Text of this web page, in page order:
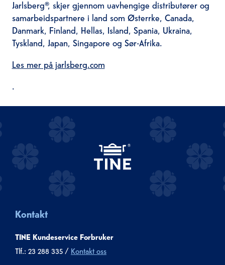
Jarlsberg®, skjer gjennom uavhengige distributører og
samarbeidspartnere i land som Østerrke, Canada,
Danmark, Finland, Hellas, Island, Spania, Ukraina,
Tyskland, Japan, Singapore og Sør-Afrika.
Les mer på jarlsberg.com
.
Kontakt
TINE Kundeservice Forbruker
Tlf.: 23 288 335 / Kontakt oss